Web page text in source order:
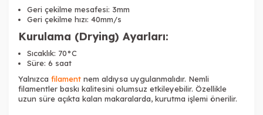
Geri çekilme mesafesi: 3mm
Geri çekilme hızı: 40mm/s
Kurulama (Drying) Ayarları:
Sıcaklık: 70°C
Süre: 6 saat
Yalnızca filament nem aldıysa uygulanmalıdır. Nemli
filamentler baskı kalitesini olumsuz etkileyebilir. Özellikle
uzun süre açıkta kalan makaralarda, kurutma işlemi önerilir.